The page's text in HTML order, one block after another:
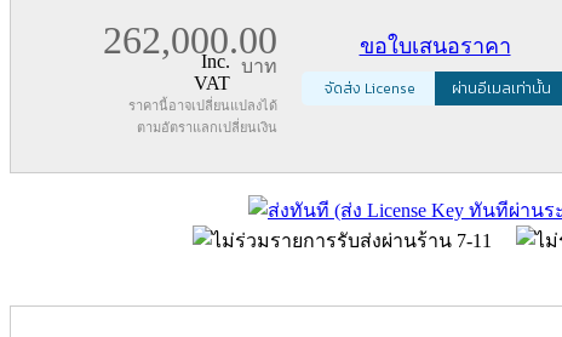
262,000.00
บาท
Inc.
VAT
ราคานี้อาจเปลี่ยนแปลงได้
ตามอัตราแลกเปลี่ยนเงิน
ขอใบเสนอราคา
จัดส่ง License ผ่านอีเมลเท่านั้น